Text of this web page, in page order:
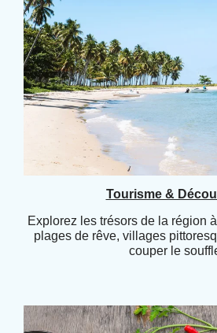
Tourisme &
Explorez les trésors de la région
plages de rêve, villages
couper le